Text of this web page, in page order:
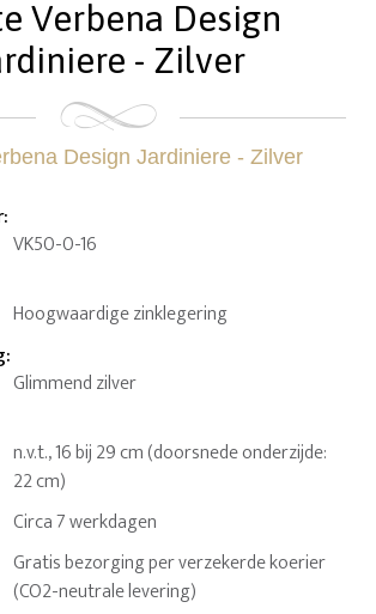
Verbena Design
- Zilver
:
VK50-0-16
Hoogwaardige zinklegering
:
Glimmend zilver
n.v.t., 16 bij 29 cm (doorsnede onderzijde:
22 cm)
Circa 7 werkdagen
Gratis bezorging per verzekerde koerier
(CO2-neutrale levering)